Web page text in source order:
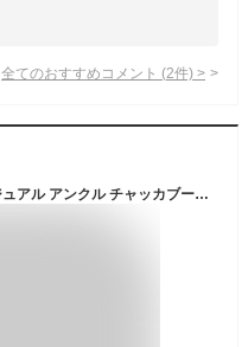
全てのおすすめコメント (2件) >
Dacomfy メンズ シューズ レザー カジュアル アンクル チャッカブーツ メンズ モカシンブーツ スリッポン ローファー ハンドステッチ ドレスブーツ ビーガンシューズ 軽量 アウトドア ワーク ウォーキング ハイキング ブラック ブラウン, ブラウン, 12